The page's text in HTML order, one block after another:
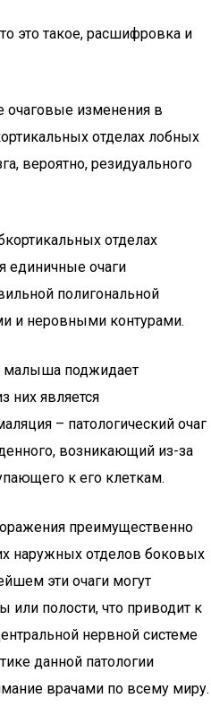
это такое, расшифровка и
изменения в
отделах лобных
вероятно, резидуального
отделах
единичные очаги
полигональной
и неровными контурами.
малыша поджидает
них является
– патологический очаг
возникающий из-за
к его клеткам.
преимущественно
наружных отделов боковых
эти очаги могут
или полости, что приводит к
нервной системе
данной патологии
врачами по всему миру.